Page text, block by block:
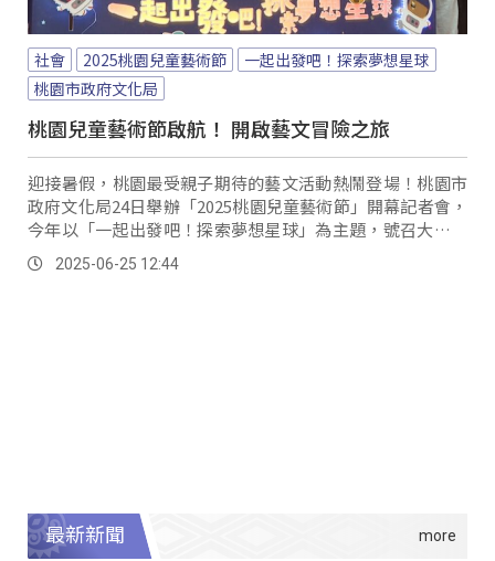
社會 2025桃園兒童藝術節
一起出發吧！探索夢想星球
桃園市政府文化局
桃園兒童藝術節啟航！ 開啟藝文冒險之旅
迎接暑假，桃園最受親子期待的藝文活動熱鬧登場！桃園市
政府文化局24日舉辦「2025桃園兒童藝術節」開幕記者會，
今年以「一起出發吧！探索夢想星球」為主題，號召大小朋
友一起啟動藝術能量，來一場橫跨四周的星際藝文冒險。
2025-06-25 12:44
最新新聞